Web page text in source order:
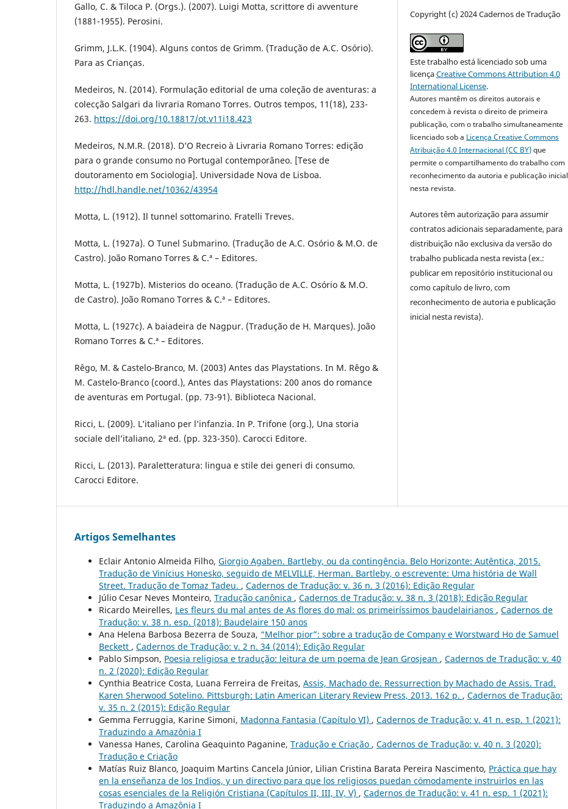
Gallo, C. & Tiloca P. (Orgs.). (2007). Luigi Motta, scrittore di avventure
(1881-1955). Perosini.
Grimm, J.L.K. (1904). Alguns contos de Grimm. (Tradução de A.C. Osório).
Para as Crianças.
Medeiros, N. (2014). Formulação editorial de uma coleção de aventuras: a
colecção Salgari da livraria Romano Torres. Outros tempos, 11(18), 233-
263. https://doi.org/10.18817/ot.v11i18.423
Medeiros, N.M.R. (2018). D’O Recreio à Livraria Romano Torres: edição
para o grande consumo no Portugal contemporâneo. [Tese de
doutoramento em Sociologia]. Universidade Nova de Lisboa.
http://hdl.handle.net/10362/43954
Motta, L. (1912). Il tunnel sottomarino. Fratelli Treves.
Motta, L. (1927a). O Tunel Submarino. (Tradução de A.C. Osório & M.O. de
Castro). João Romano Torres & C.ª – Editores.
Motta, L. (1927b). Misterios do oceano. (Tradução de A.C. Osório & M.O.
de Castro). João Romano Torres & C.ª – Editores.
Motta, L. (1927c). A baiadeira de Nagpur. (Tradução de H. Marques). João
Romano Torres & C.ª – Editores.
Rêgo, M. & Castelo-Branco, M. (2003) Antes das Playstations. In M. Rêgo &
M. Castelo-Branco (coord.), Antes das Playstations: 200 anos do romance
de aventuras em Portugal. (pp. 73-91). Biblioteca Nacional.
Ricci, L. (2009). L’italiano per l’infanzia. In P. Trifone (org.), Una storia
sociale dell’italiano, 2ª ed. (pp. 323-350). Carocci Editore.
Ricci, L. (2013). Paraletteratura: lingua e stile dei generi di consumo.
Carocci Editore.
Copyright (c) 2024 Cadernos de Tradução
Este trabalho está licenciado sob uma
licençaCreative Commons Attribution 4.0
International License.
Autores mantêm os direitos autorais e
concedem à revista o direito de primeira
publicação, com o trabalho simultaneamente
licenciado sob a Licença Creative Commons
Atribuição 4.0 Internacional (CC BY)que
permite o compartilhamento do trabalho com
reconhecimento da autoria e publicação inicial
nesta revista.
Autores têm autorização para assumir
contratos adicionais separadamente, para
distribuição não exclusiva da versão do
trabalho publicada nesta revista (ex.:
publicar em repositório institucional ou
como capítulo de livro, com
reconhecimento de autoria e publicação
inicial nesta revista).
Artigos Semelhantes
Eclair Antonio Almeida Filho, Giorgio Agaben. Bartleby, ou da contingência. Belo Horizonte: Autêntica, 2015.
Tradução de Vinícius Honesko, seguido de MELVILLE, Herman. Bartleby, o escrevente: Uma história de Wall
Street. Tradução de Tomaz Tadeu. , Cadernos de Tradução: v. 36 n. 3 (2016): Edição Regular
Júlio Cesar Neves Monteiro, Tradução canônica , Cadernos de Tradução: v. 38 n. 3 (2018): Edição Regular
Ricardo Meirelles, Les fleurs du mal antes de As flores do mal: os primeiríssimos baudelairianos , Cadernos de
Tradução: v. 38 n. esp. (2018): Baudelaire 150 anos
Ana Helena Barbosa Bezerra de Souza, “Melhor pior”: sobre a tradução de Company e Worstward Ho de Samuel
Beckett , Cadernos de Tradução: v. 2 n. 34 (2014): Edição Regular
Pablo Simpson, Poesia religiosa e tradução: leitura de um poema de Jean Grosjean , Cadernos de Tradução: v. 40
n. 2 (2020): Edição Regular
Cynthia Beatrice Costa, Luana Ferreira de Freitas, Assis, Machado de. Ressurrection by Machado de Assis. Trad.
Karen Sherwood Sotelino. Pittsburgh: Latin American Literary Review Press, 2013. 162 p. , Cadernos de Tradução:
v. 35 n. 2 (2015): Edição Regular
Gemma Ferruggia, Karine Simoni, Madonna Fantasia (Capítulo VI) , Cadernos de Tradução: v. 41 n. esp. 1 (2021):
Traduzindo a Amazônia I
Vanessa Hanes, Carolina Geaquinto Paganine, Tradução e Criação , Cadernos de Tradução: v. 40 n. 3 (2020):
Tradução e Criação
Matías Ruiz Blanco, Joaquim Martins Cancela Júnior, Lilian Cristina Barata Pereira Nascimento, Práctica que hay
en la enseñanza de los Indios, y un directivo para que los religiosos puedan cómodamente instruirlos en las
cosas esenciales de la Religión Cristiana (Capítulos II, III, IV, V) , Cadernos de Tradução: v. 41 n. esp. 1 (2021):
Traduzindo a Amazônia I